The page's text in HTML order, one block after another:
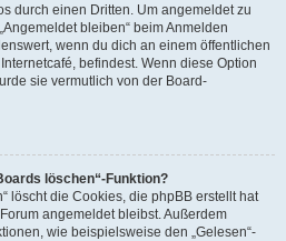
durch einen Dritten. Um angemeldet zu
bleiben“ beim Anmelden
wenn du dich an einem öffentlichen
befindest. Wenn diese Option
sie vermutlich von der Board-
löschen“-Funktion?
löscht die Cookies, die phpBB erstellt hat
angemeldet bleibst. Außerdem
wie beispielsweise den „Gelesen“-